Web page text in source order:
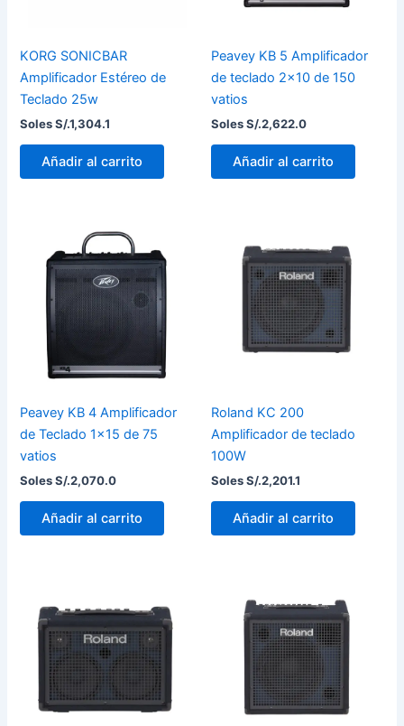
KORG SONICBAR
Amplificador Estéreo de
Teclado 25w
Soles S/.1,304.1
Añadir al carrito
Peavey KB 5 Amplificador
de teclado 2×10 de 150
vatios
Soles S/.2,622.0
Añadir al carrito
Peavey KB 4 Amplificador
de Teclado 1×15 de 75
vatios
Soles S/.2,070.0
Añadir al carrito
Roland KC 200
Amplificador de teclado
100W
Soles S/.2,201.1
Añadir al carrito